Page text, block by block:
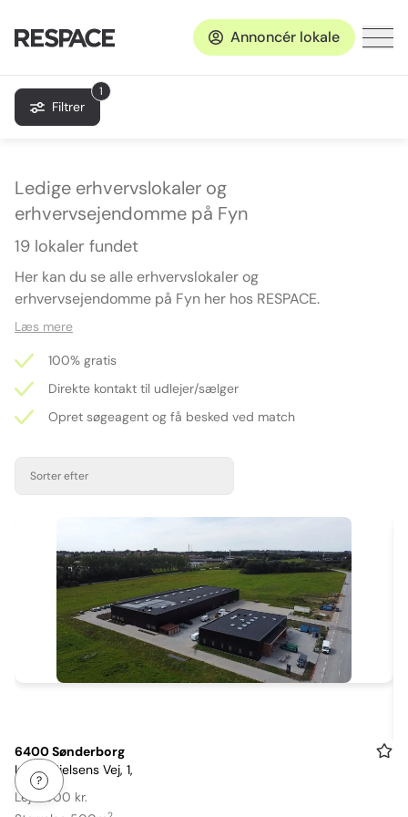
Annoncér lokale
1
Filtrer
Ledige erhvervslokaler og
erhvervsejendomme på Fyn
19 lokaler fundet
Her kan du se alle erhvervslokaler og
erhvervsejendomme på Fyn her hos RESPACE.
Læs mere
100% gratis
Direkte kontakt til udlejer/sælger
Opret søgeagent og få besked ved match
Sorter efter
Item
1
of
6400 Sønderborg
Ingolf Nielsens Vej, 1,
Leje: 500 kr.